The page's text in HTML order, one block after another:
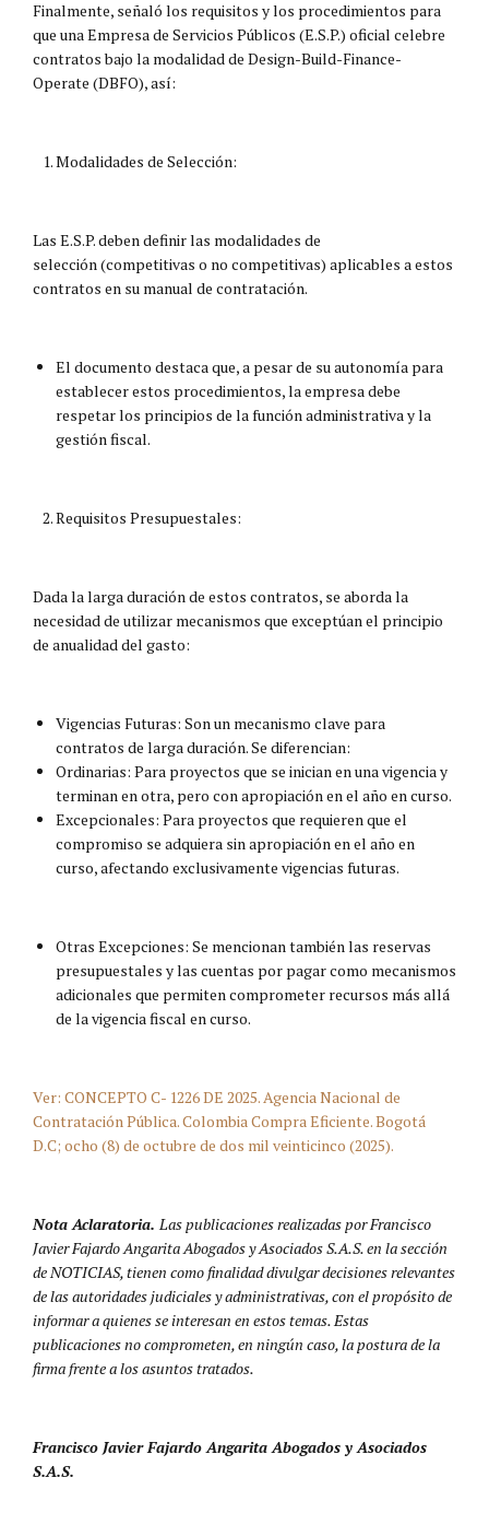
Finalmente, señaló los requisitos y los procedimientos para
que una Empresa de Servicios Públicos (E.S.P.) oficial celebre
contratos bajo la modalidad de Design-Build-Finance-
Operate (DBFO), así:
Modalidades de Selección:
Las E.S.P. deben definir las modalidades de
selección (competitivas o no competitivas) aplicables a estos
contratos en su manual de contratación.
El documento destaca que, a pesar de su autonomía para
establecer estos procedimientos, la empresa debe
respetar los principios de la función administrativa y la
gestión fiscal.
Requisitos Presupuestales:
Dada la larga duración de estos contratos, se aborda la
necesidad de utilizar mecanismos que exceptúan el principio
de anualidad del gasto:
Vigencias Futuras: Son un mecanismo clave para
contratos de larga duración. Se diferencian:
Ordinarias: Para proyectos que se inician en una vigencia y
terminan en otra, pero con apropiación en el año en curso.
Excepcionales: Para proyectos que requieren que el
compromiso se adquiera sin apropiación en el año en
curso, afectando exclusivamente vigencias futuras.
Otras Excepciones: Se mencionan también las reservas
presupuestales y las cuentas por pagar como mecanismos
adicionales que permiten comprometer recursos más allá
de la vigencia fiscal en curso.
Ver: CONCEPTO C- 1226 DE 2025. Agencia Nacional de
Contratación Pública. Colombia Compra Eficiente. Bogotá
D.C; ocho (8) de octubre de dos mil veinticinco (2025).
Nota Aclaratoria. Las publicaciones realizadas por Francisco
Javier Fajardo Angarita Abogados y Asociados S.A.S. en la sección
de NOTICIAS, tienen como finalidad divulgar decisiones relevantes
de las autoridades judiciales y administrativas, con el propósito de
informar a quienes se interesan en estos temas. Estas
publicaciones no comprometen, en ningún caso, la postura de la
firma frente a los asuntos tratados.
Francisco Javier Fajardo Angarita Abogados y Asociados
S.A.S.